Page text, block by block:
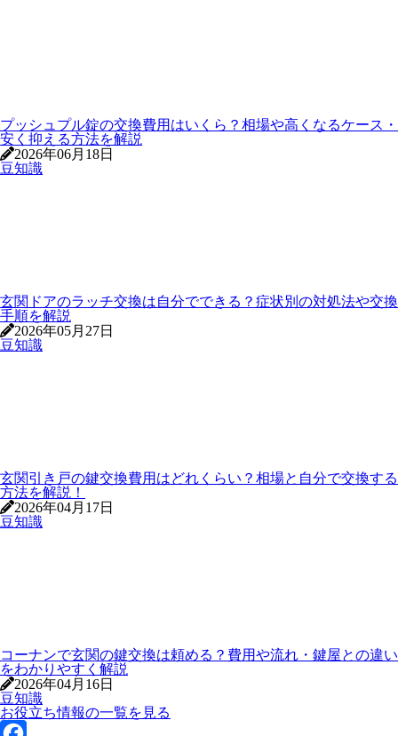
プッシュプル錠の交換費用はいくら？相場や高くなるケース・
安く抑える方法を解説
2026年06月18日
豆知識
玄関ドアのラッチ交換は自分でできる？症状別の対処法や交換
手順を解説
2026年05月27日
豆知識
玄関引き戸の鍵交換費用はどれくらい？相場と自分で交換する
方法を解説！
2026年04月17日
豆知識
コーナンで玄関の鍵交換は頼める？費用や流れ・鍵屋との違い
をわかりやすく解説
2026年04月16日
豆知識
お役立ち情報の一覧を見る